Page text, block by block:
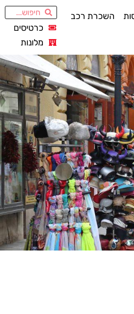
השכרת רכב
כרטיסים
מלונות